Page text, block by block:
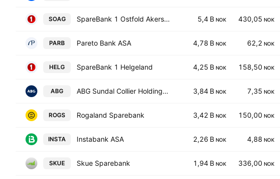
SOAG SpareBank 1 Ostfold Akershus 5,4 B NOK 430,05 NOK
PARB Pareto Bank ASA 4,78 B NOK 62,2 NOK
HELG SpareBank 1 Helgeland 4,25 B NOK 158,50 NOK
ABG ABG Sundal Collier Holding ASA 3,84 B NOK 7,35 NOK
ROGS Rogaland Sparebank 3,42 B NOK 150,00 NOK
INSTA Instabank ASA 2,26 B NOK 4,88 NOK
SKUE Skue Sparebank 1,94 B NOK 336,00 NOK